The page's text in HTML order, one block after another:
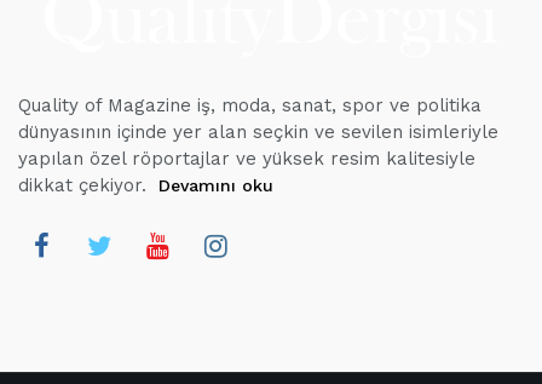
Quality of Magazine iş, moda, sanat, spor ve politika
dünyasının içinde yer alan seçkin ve sevilen isimleriyle
yapılan özel röportajlar ve yüksek resim kalitesiyle
dikkat çekiyor.
Devamını oku